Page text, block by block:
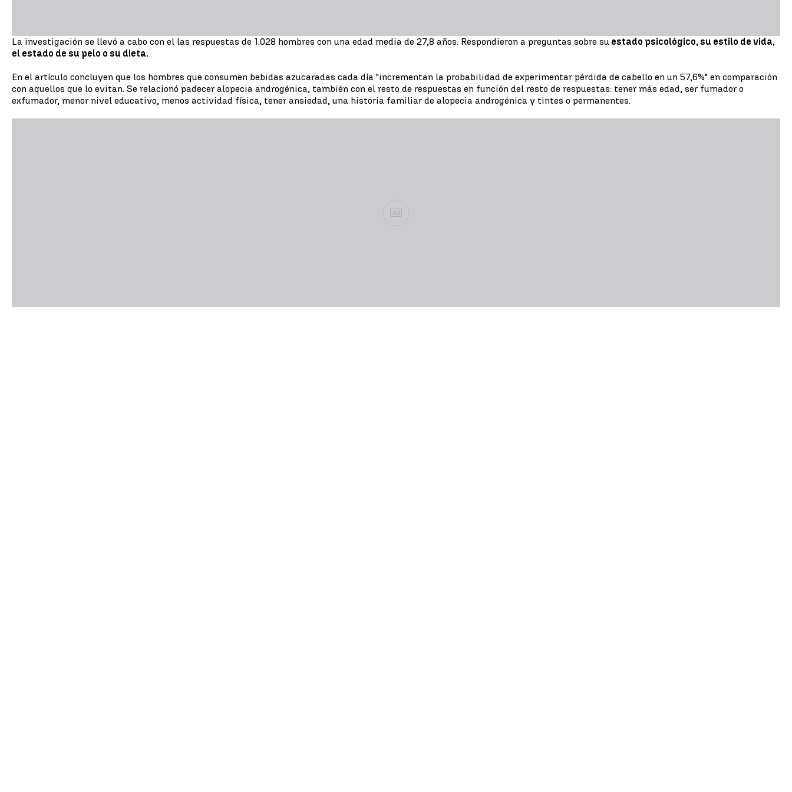
La investigación se llevó a cabo con el las respuestas de 1.028 hombres con una edad media de 27,8 años. Respondieron a preguntas sobre su estado psicológico, su estilo de vida,
el estado de su pelo o su dieta.
En el artículo concluyen que los hombres que consumen bebidas azucaradas cada día "incrementan la probabilidad de experimentar pérdida de cabello en un 57,6%" en comparación
con aquellos que lo evitan. Se relacionó padecer alopecia androgénica, también con el resto de respuestas en función del resto de respuestas: tener más edad, ser fumador o
exfumador, menor nivel educativo, menos actividad física, tener ansiedad, una historia familiar de alopecia androgénica y tintes o permanentes.
Ad